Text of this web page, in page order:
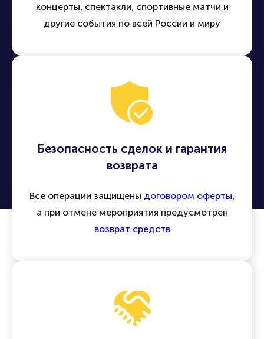
концерты, спектакли, спортивные матчи и
другие события по всей России и миру
Безопасность сделок и гарантия
возврата
Все операции защищены договором оферты,
а при отмене мероприятия предусмотрен
возврат средств